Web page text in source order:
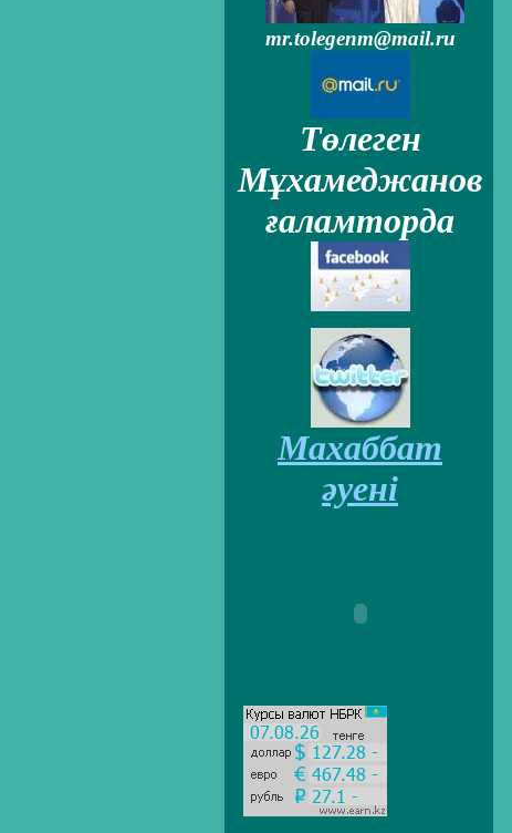
mr.tolegenm@mail.ru
Төлеген
Мұхамеджанов
ғаламторда
Махаббат
әуені